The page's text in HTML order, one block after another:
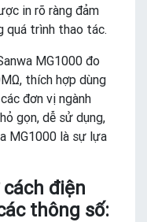
in rõ ràng đảm
quá trình thao tác.
MG1000 đo
thích hợp dùng
đơn vị ngành
gọn, dễ sử dụng,
MG1000 là sự lựa
điện
thông số: